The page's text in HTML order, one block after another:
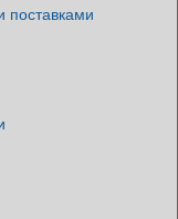
поставками